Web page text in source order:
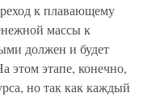
к плавающему
массы к
должен и будет
этом этапе, конечно,
но так как каждый